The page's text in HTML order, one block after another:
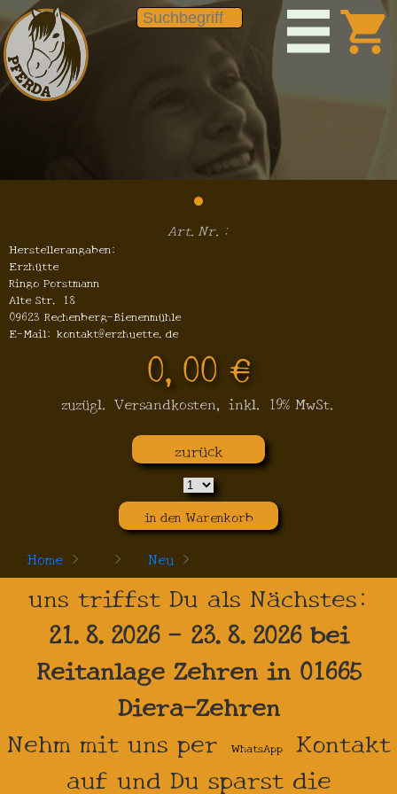
shopping_cart
Art.Nr.:
Herstellerangaben:
Erzhütte
Ringo Porstmann
Alte Str. 18
09623 Rechenberg-Bienenmühle
E-Mail: kontakt@erzhuette.de
0,00 €
zuzügl. Versandkosten, inkl. 19% MwSt.
zurück
in den Warenkorb
Home > > Neu >
uns triffst Du als Nächstes:
21.8.2026 - 23.8.2026 bei
Reitanlage Zehren in 01665
Diera-Zehren
Nehm mit uns per
WhatsApp
Kontakt
auf und Du sparst die